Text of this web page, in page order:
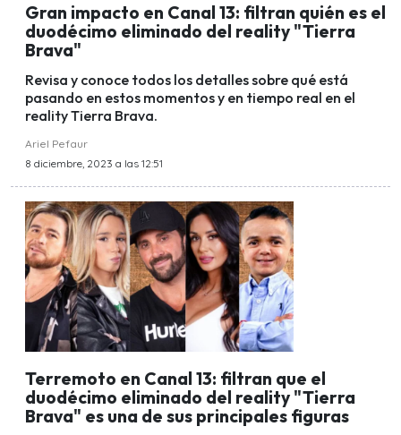
Gran impacto en Canal 13: filtran quién es el
duodécimo eliminado del reality "Tierra
Brava"
Revisa y conoce todos los detalles sobre qué está
pasando en estos momentos y en tiempo real en el
reality Tierra Brava.
Ariel Pefaur
8 diciembre, 2023 a las 12:51
Terremoto en Canal 13: filtran que el
duodécimo eliminado del reality "Tierra
Brava" es una de sus principales figuras